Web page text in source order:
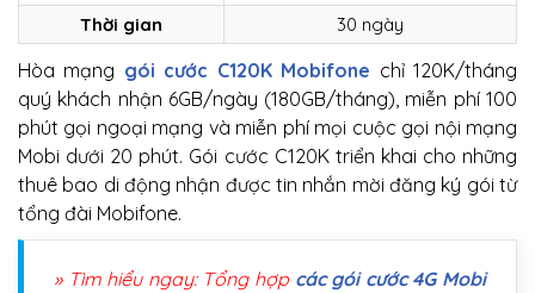
Thời gian
30 ngày
Hòa mạng gói cước C120K Mobifone chỉ 120K/tháng
quý khách nhận 6GB/ngày (180GB/tháng), miễn phí 100
phút gọi ngoại mạng và miễn phí mọi cuộc gọi nội mạng
Mobi dưới 20 phút. Gói cước C120K triển khai cho những
thuê bao di động nhận được tin nhắn mời đăng ký gói từ
tổng đài Mobifone.
» Tìm hiểu ngay: Tổng hợp các gói cước 4G Mobi